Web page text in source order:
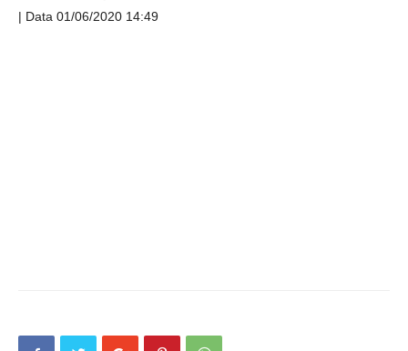
Data 01/06/2020 14:49